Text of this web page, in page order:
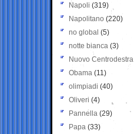
Napoli (319)
Napolitano (220)
no global (5)
notte bianca (3)
Nuovo Centrodestra
Obama (11)
olimpiadi (40)
Oliveri (4)
Pannella (29)
Papa (33)